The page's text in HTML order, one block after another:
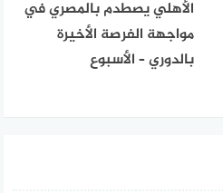
الأهلي يصطدم بالمصري في
مواجهة الفرصة الأخيرة
بالدوري – الأسبوع